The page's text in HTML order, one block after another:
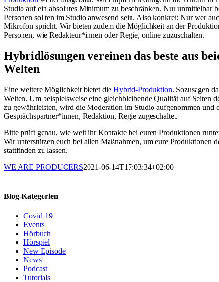
Studio auf ein absolutes Minimum zu beschränken. Nur unmittelbar
Personen sollten im Studio anwesend sein. Also konkret: Nur wer
Mikrofon spricht. Wir bieten zudem die Möglichkeit an der
Personen, wie Redakteur*innen oder Regie, online zuzuschalten.
Hybridlösungen vereinen das beste aus
Welten
Eine weitere Möglichkeit bietet die Hybrid-Produktion. Sozusagen
Welten. Um beispielsweise eine gleichbleibende Qualität auf Seiten
zu gewährleisten, wird die Moderation im Studio aufgenommen und
Gesprächspartner*innen, Redaktion, Regie zugeschaltet.
Bitte prüft genau, wie weit ihr Kontakte bei euren Produktionen
Wir unterstützen euch bei allen Maßnahmen, um eure Produktionen
stattfinden zu lassen.
WE ARE PRODUCERS2021-06-14T17:03:34+02:00
Blog-Kategorien
Covid-19
Events
Hörbuch
Hörspiel
New Episode
News
Podcast
Tutorials